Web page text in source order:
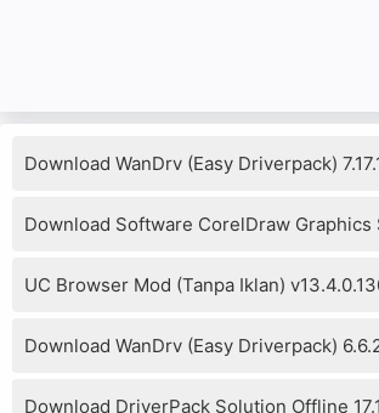
UC Browser Mod (Tanpa Iklan)
Download WanDrv (Easy Driverpack)